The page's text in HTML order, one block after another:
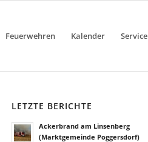
Feuerwehren Kalender Service
LETZTE BERICHTE
Ackerbrand am Linsenberg
(Marktgemeinde Poggersdorf)